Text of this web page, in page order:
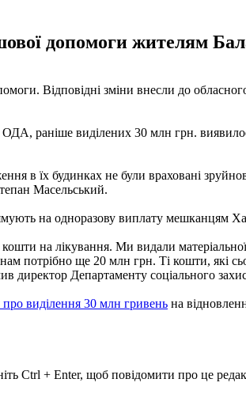
допомоги жителям
Відповідні зміни внесли до
раніше виділених 30 млн грн.
в їх будинках не були враховані
Масельський.
на одноразову виплату мешканцям
на лікування. Ми видали
потрібно ще 20 млн грн. Ті кошти, які
директор Департаменту соціального
виділення 30 млн гривень на
Ctrl + Enter, щоб повідомити про це